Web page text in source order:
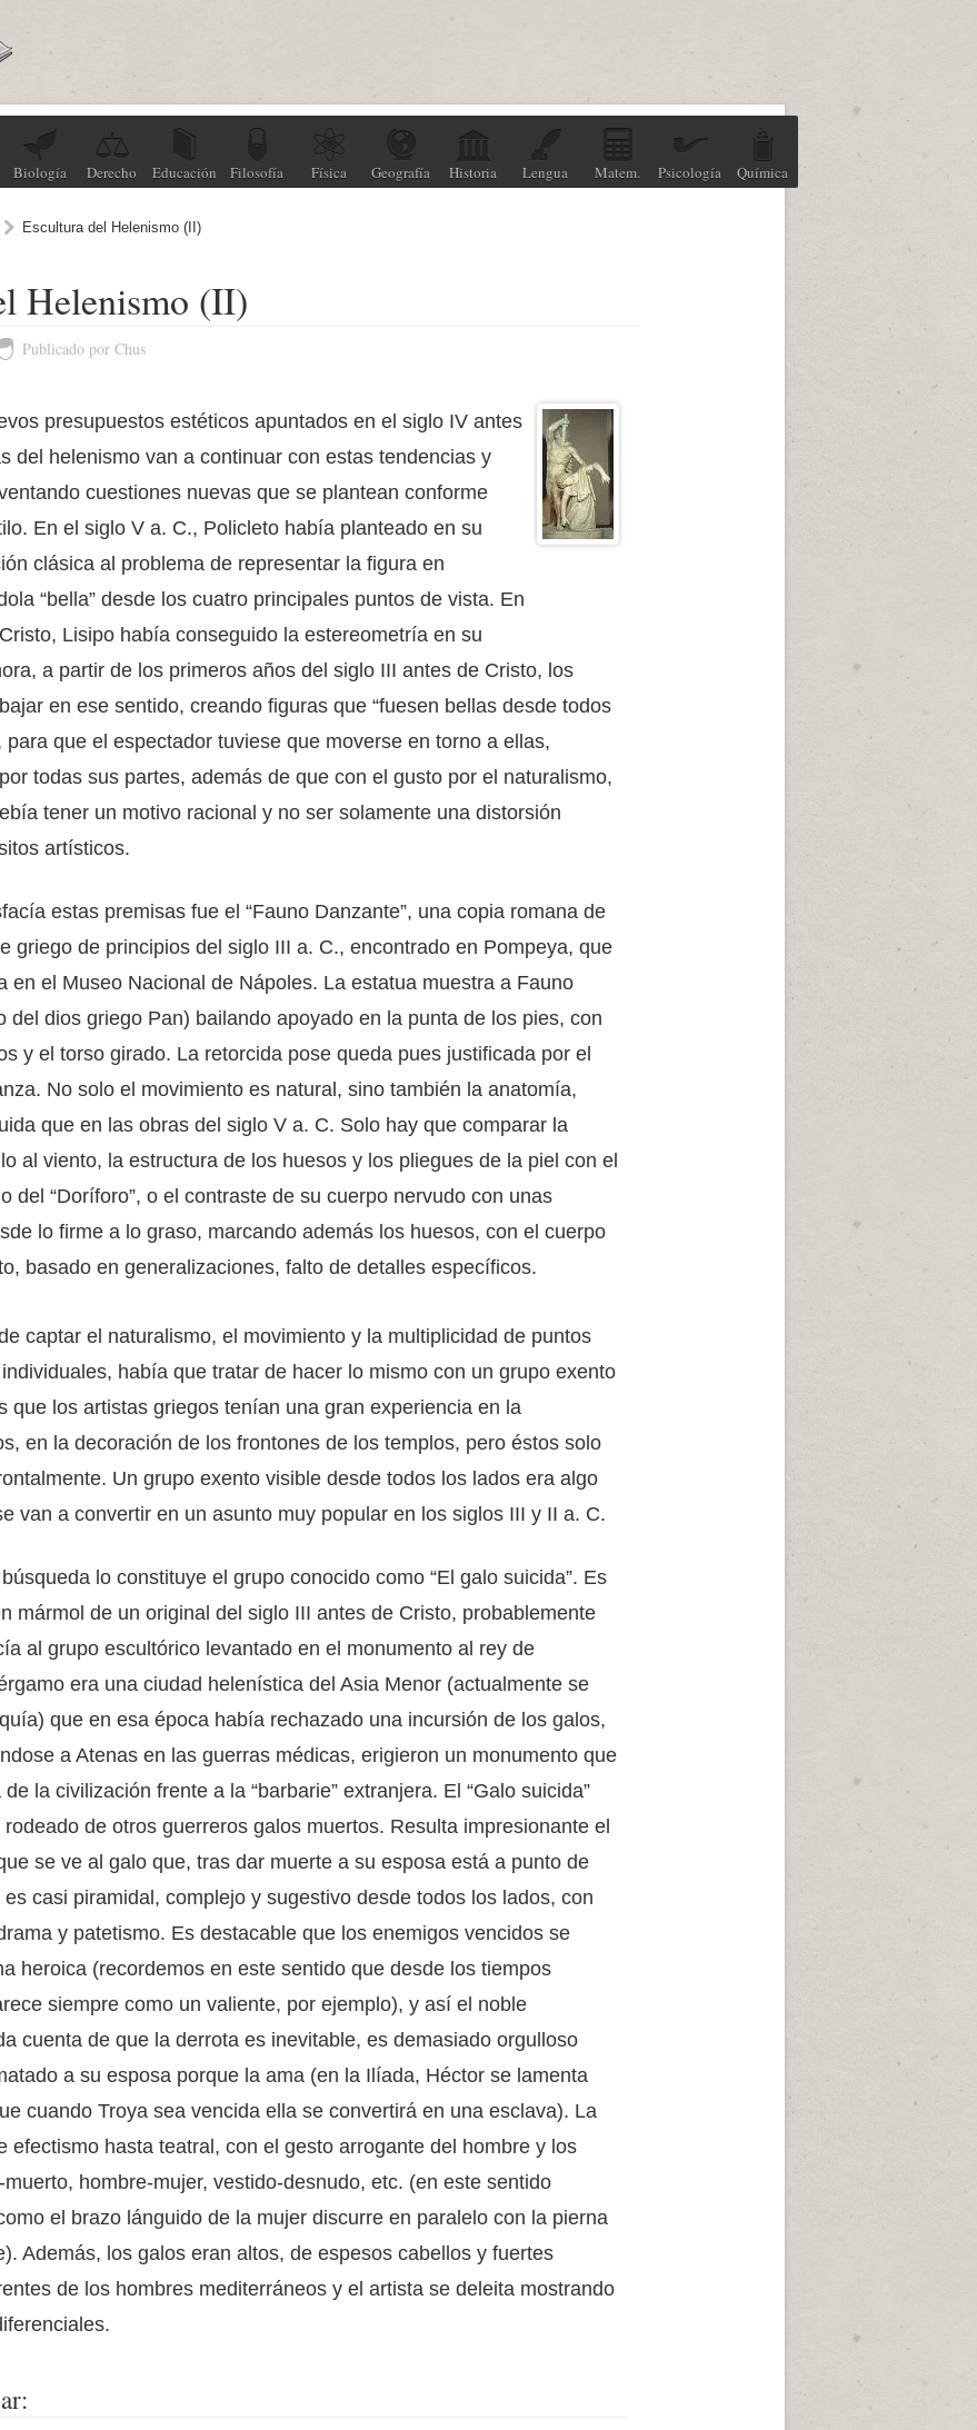
Biología Derecho Educación Filosofía Física Geografía Historia Lengua Matem. Psicología Química
Escultura del Helenismo (II)
Helenismo (II)
Publicado por Chus
presupuestos estéticos apuntados en el siglo IV antes
del helenismo van a continuar con estas tendencias y
cuestiones nuevas que se plantean conforme
En el siglo V a. C., Policleto había planteado en su
clásica al problema de representar la figura en
“bella” desde los cuatro principales puntos de vista. En
Lisipo había conseguido la estereometría en su
a partir de los primeros años del siglo III antes de Cristo, los
en ese sentido, creando figuras que “fuesen bellas desde todos
para que el espectador tuviese que moverse en torno a ellas,
todas sus partes, además de que con el gusto por el naturalismo,
tener un motivo racional y no ser solamente una distorsión
artísticos.
estas premisas fue el “Fauno Danzante”, una copia romana de
griego de principios del siglo III a. C., encontrado en Pompeya, que
en el Museo Nacional de Nápoles. La estatua muestra a Fauno
del dios griego Pan) bailando apoyado en la punta de los pies, con
y el torso girado. La retorcida pose queda pues justificada por el
No solo el movimiento es natural, sino también la anatomía,
que en las obras del siglo V a. C. Solo hay que comparar la
al viento, la estructura de los huesos y los pliegues de la piel con el
del “Doríforo”, o el contraste de su cuerpo nervudo con unas
lo firme a lo graso, marcando además los huesos, con el cuerpo
basado en generalizaciones, falto de detalles específicos.
captar el naturalismo, el movimiento y la multiplicidad de puntos
había que tratar de hacer lo mismo con un grupo exento
que los artistas griegos tenían una gran experiencia en la
en la decoración de los frontones de los templos, pero éstos solo
Un grupo exento visible desde todos los lados era algo
van a convertir en un asunto muy popular en los siglos III y II a. C.
lo constituye el grupo conocido como “El galo suicida”. Es
mármol de un original del siglo III antes de Cristo, probablemente
al grupo escultórico levantado en el monumento al rey de
era una ciudad helenística del Asia Menor (actualmente se
que en esa época había rechazado una incursión de los galos,
a Atenas en las guerras médicas, erigieron un monumento que
la civilización frente a la “barbarie” extranjera. El “Galo suicida”
de otros guerreros galos muertos. Resulta impresionante el
se ve al galo que, tras dar muerte a su esposa está a punto de
casi piramidal, complejo y sugestivo desde todos los lados, con
y patetismo. Es destacable que los enemigos vencidos se
heroica (recordemos en este sentido que desde los tiempos
siempre como un valiente, por ejemplo), y así el noble
cuenta de que la derrota es inevitable, es demasiado orgulloso
a su esposa porque la ama (en la Ilíada, Héctor se lamenta
cuando Troya sea vencida ella se convertirá en una esclava). La
efectismo hasta teatral, con el gesto arrogante del hombre y los
hombre-mujer, vestido-desnudo, etc. (en este sentido
el brazo lánguido de la mujer discurre en paralelo con la pierna
Además, los galos eran altos, de espesos cabellos y fuertes
de los hombres mediterráneos y el artista se deleita mostrando